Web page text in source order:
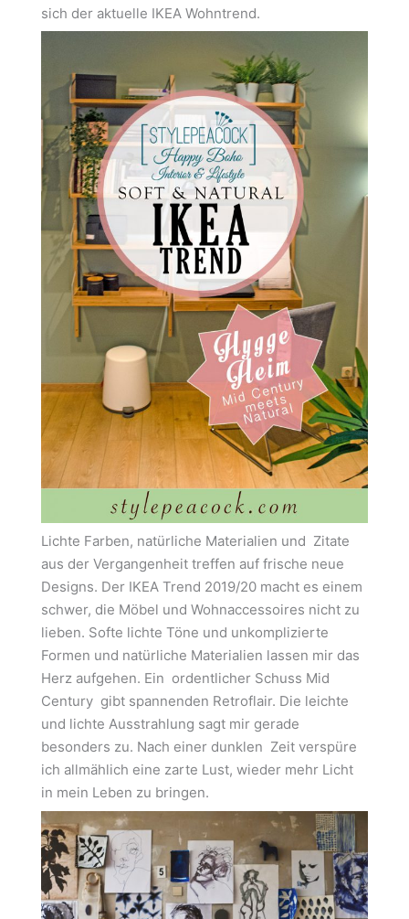
sich der aktuelle IKEA Wohntrend.
Lichte Farben, natürliche Materialien und Zitate
aus der Vergangenheit treffen auf frische neue
Designs. Der IKEA Trend 2019/20 macht es einem
schwer, die Möbel und Wohnaccessoires nicht zu
lieben. Softe lichte Töne und unkomplizierte
Formen und natürliche Materialien lassen mir das
Herz aufgehen. Ein ordentlicher Schuss Mid
Century gibt spannenden Retroflair. Die leichte
und lichte Ausstrahlung sagt mir gerade
besonders zu. Nach einer dunklen Zeit verspüre
ich allmählich eine zarte Lust, wieder mehr Licht
in mein Leben zu bringen.